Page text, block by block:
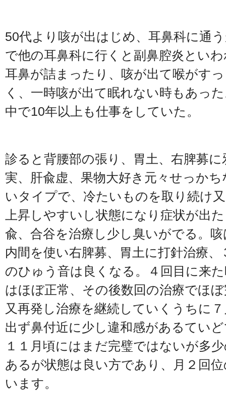
50代より咳が出はじめ、耳鼻科に通
で他の耳鼻科に行くと副鼻腔炎とい
耳鼻が詰まったり、咳が出て喉がす
く、一時咳が出て眠れない時もあっ
中で10年以上も仕事をしていた。
診ると背腰部の張り、胃土、右脾募
実、肝兪虚、果物大好き元々せっか
いタイプで、冷たいものを取り続け
上昇しやすいし状態になり症状が出
兪、合谷を治療し少し臭いがでる。
内間を使い右脾募、胃土に打針治療
のひゅう音は良くなる。４回目に来
はほぼ正常、その後数回の治療でほ
又再発し治療を継続していくうちに
出ず鼻付近に少し違和感があるてい
１１月頃にはまだ完璧ではないが多
あるが状態は良い方であり、月２回
います。